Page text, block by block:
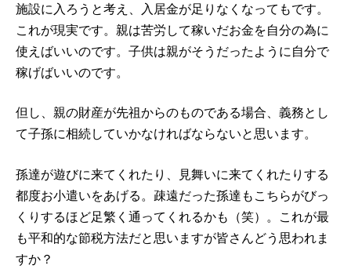
施設に入ろうと考え、入居金が足りなくなってもです。
これが現実です。親は苦労して稼いだお金を自分の為に
使えばいいのです。子供は親がそうだったように自分で
稼げばいいのです。
但し、親の財産が先祖からのものである場合、義務とし
て子孫に相続していかなければならないと思います。
孫達が遊びに来てくれたり、見舞いに来てくれたりする
都度お小遣いをあげる。疎遠だった孫達もこちらがびっ
くりするほど足繁く通ってくれるかも（笑）。これが最
も平和的な節税方法だと思いますが皆さんどう思われま
すか？